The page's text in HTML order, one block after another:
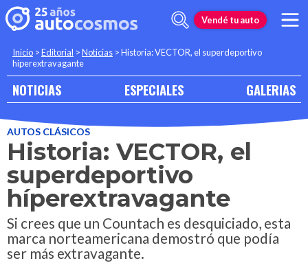
Vendé tu auto
Inicio >Editorial >Noticias >Historia: VECTOR, el superdeportivo
híperextravagante
NOTICIAS ESPECIALES GALERIAS
AUTOS CLÁSICOS
Historia: VECTOR, el
superdeportivo
híperextravagante
Si crees que un Countach es desquiciado, esta
marca norteamericana demostró que podía
ser más extravagante.